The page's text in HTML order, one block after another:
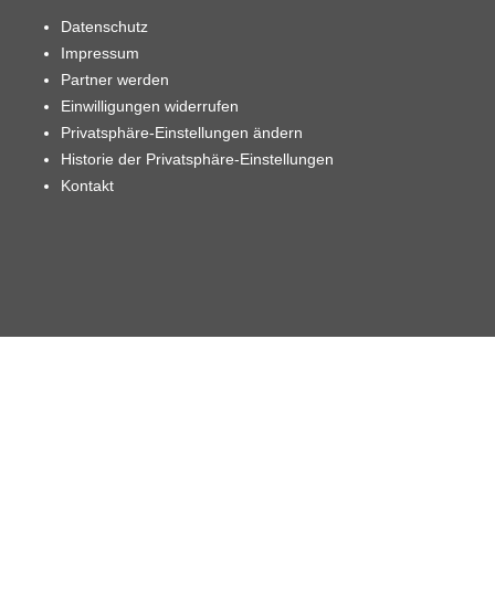
Datenschutz
Impressum
Partner werden
Einwilligungen widerrufen
Privatsphäre-Einstellungen ändern
Historie der Privatsphäre-Einstellungen
Kontakt